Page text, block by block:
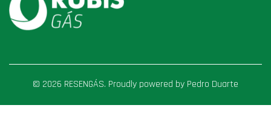
© 2026 RESENGÁS. Proudly powered by Pedro Duarte